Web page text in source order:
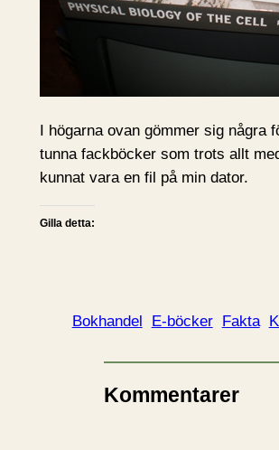
I högarna ovan gömmer sig några
tunna fackböcker som trots allt
kunnat vara en fil på min dator.
Gilla detta:
Bokhandel E-böcker Fakta
Kommentarer